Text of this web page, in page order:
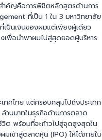
ำคัญคือการพิชิตหลักสูตรด้านการ
ที่เป็น 1 ใน 3 มหาวิทยาลัย
ป็นเงินของผมแต่เพียงผู้เดียว
เพื่อนำพาผมไปสู่สุดยอดผู้บริหาร
ทศไทย แต่ครอบคลุมไปถึงประเทศ
นบาทในธุรกิจด้านการตลาด
ต พร้อมที่จะก้าวไปสู่จุดสูงสุดใน
ข้าสู่ตลาดหุ้น (IPO) ให้ได้ภายใน